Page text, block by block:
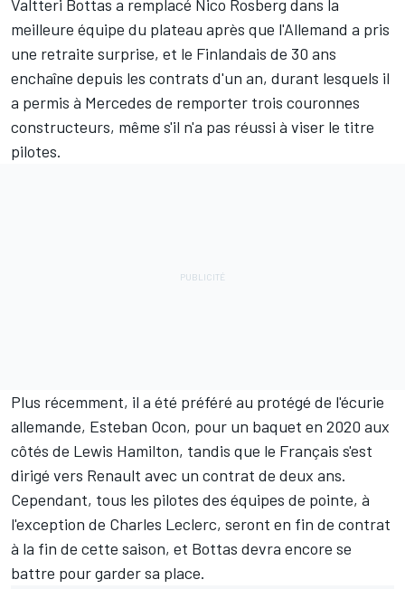
Valtteri Bottas a remplacé Nico Rosberg dans la
meilleure équipe du plateau après que l'Allemand a pris
une retraite surprise, et le Finlandais de 30 ans
enchaîne depuis les contrats d'un an, durant lesquels il
a permis à Mercedes de remporter trois couronnes
constructeurs, même s'il n'a pas réussi à viser le titre
pilotes.
Plus récemment, il a été préféré au protégé de l'écurie
allemande, Esteban Ocon, pour un baquet en 2020 aux
côtés de Lewis Hamilton, tandis que le Français s'est
dirigé vers Renault avec un contrat de deux ans.
Cependant, tous les pilotes des équipes de pointe, à
l'exception de Charles Leclerc, seront en fin de contrat
à la fin de cette saison, et Bottas devra encore se
battre pour garder sa place.